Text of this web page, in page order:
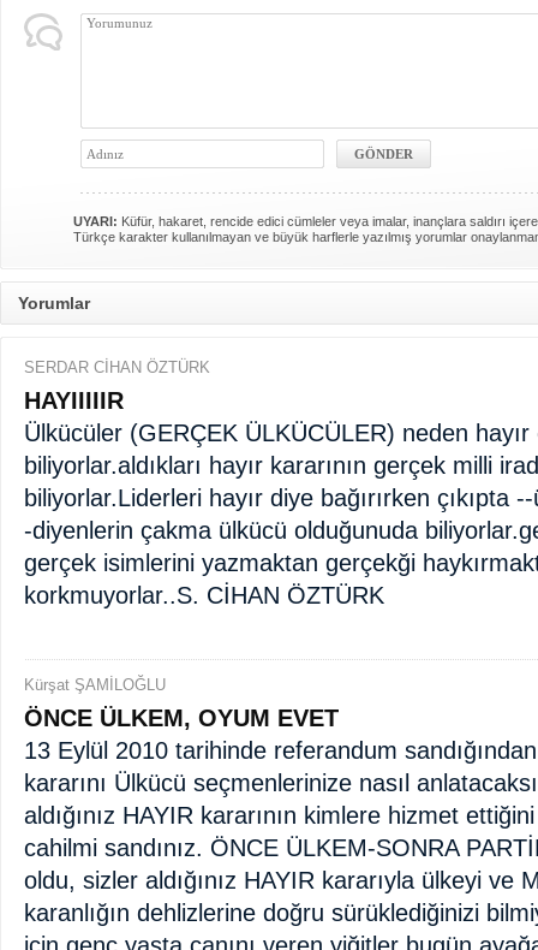
UYARI: Küfür, hakaret, rencide edici cümleler veya imalar, inançlara saldırı
Türkçe karakter kullanılmayan ve büyük harflerle yazılmış yorumlar
Yorumlar
SERDAR CİHAN ÖZTÜRK
HAYIIIIIR
Ülkücüler (GERÇEK ÜLKÜCÜLER) neden hayır
biliyorlar.aldıkları hayır kararının gerçek milli
biliyorlar.Liderleri hayır diye bağırırken çıkıpta
-diyenlerin çakma ülkücü olduğunuda
gerçek isimlerini yazmaktan gerçekği
korkmuyorlar..S. CİHAN ÖZTÜRK
Kürşat ŞAMİLOĞLU
ÖNCE ÜLKEM, OYUM EVET
13 Eylül 2010 tarihinde referandum
kararını Ülkücü seçmenlerinize nasıl
aldığınız HAYIR kararının kimlere hizmet
cahilmi sandınız. ÖNCE ÜLKEM-SONRA
oldu, sizler aldığınız HAYIR kararıyla ülkeyi ve
karanlığın dehlizlerine doğru sürüklediğinizi